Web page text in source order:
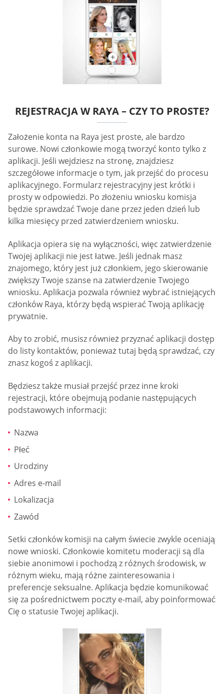
REJESTRACJA W RAYA – CZY TO PROSTE?
Założenie konta na Raya jest proste, ale bardzo
surowe. Nowi członkowie mogą tworzyć konto tylko z
aplikacji. Jeśli wejdziesz na stronę, znajdziesz
szczegółowe informacje o tym, jak przejść do procesu
aplikacyjnego. Formularz rejestracyjny jest krótki i
prosty w odpowiedzi. Po złożeniu wniosku komisja
będzie sprawdzać Twoje dane przez jeden dzień lub
kilka miesięcy przed zatwierdzeniem wniosku.
Aplikacja opiera się na wyłączności, więc zatwierdzenie
Twojej aplikacji nie jest łatwe. Jeśli jednak masz
znajomego, który jest już członkiem, jego skierowanie
zwiększy Twoje szanse na zatwierdzenie Twojego
wniosku. Aplikacja pozwala również wybrać istniejących
członków Raya, którzy będą wspierać Twoją aplikację
prywatnie.
Aby to zrobić, musisz również przyznać aplikacji dostęp
do listy kontaktów, ponieważ tutaj będą sprawdzać, czy
znasz kogoś z aplikacji.
Będziesz także musiał przejść przez inne kroki
rejestracji, które obejmują podanie następujących
podstawowych informacji:
Nazwa
Płeć
Urodziny
Adres e-mail
Lokalizacja
Zawód
Setki członków komisji na całym świecie zwykle oceniają
nowe wnioski. Członkowie komitetu moderacji są dla
siebie anonimowi i pochodzą z różnych środowisk, w
różnym wieku, mają różne zainteresowania i
preferencje seksualne. Aplikacja będzie komunikować
się za pośrednictwem poczty e-mail, aby poinformować
Cię o statusie Twojej aplikacji.